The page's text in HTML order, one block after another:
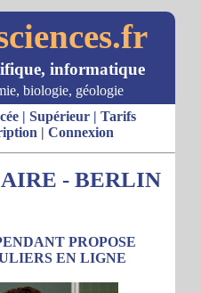
informatique
biologie, géologie
| Supérieur| Tarifs
| Connexion
- BERLIN
PROPOSE
EN LIGNE